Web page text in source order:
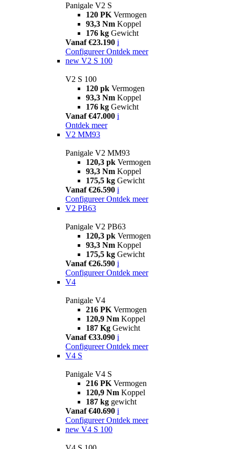
Panigale V2 S
120 PK Vermogen
93,3 Nm Koppel
176 kg Gewicht
Vanaf €23.190 i
Configureer Ontdek meer
new V2 S 100
V2 S 100
120 pk Vermogen
93,3 Nm Koppel
176 kg Gewicht
Vanaf €47.000 i
Ontdek meer
V2 MM93
Panigale V2 MM93
120,3 pk Vermogen
93,3 Nm Koppel
175,5 kg Gewicht
Vanaf €26.590 i
Configureer Ontdek meer
V2 PB63
Panigale V2 PB63
120,3 pk Vermogen
93,3 Nm Koppel
175,5 kg Gewicht
Vanaf €26.590 i
Configureer Ontdek meer
V4
Panigale V4
216 PK Vermogen
120,9 Nm Koppel
187 Kg Gewicht
Vanaf €33.090 i
Configureer Ontdek meer
V4 S
Panigale V4 S
216 PK Vermogen
120,9 Nm Koppel
187 kg gewicht
Vanaf €40.690 i
Configureer Ontdek meer
new V4 S 100